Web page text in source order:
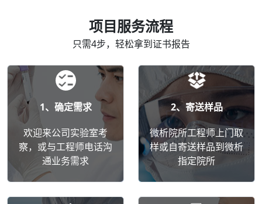
项目服务流程
只需4步，轻松拿到证书报告
1、确定需求
欢迎来公司实验室考
察，或与工程师电话沟
通业务需求
2、寄送样品
微析院所工程师上门取
样或自寄送样品到微析
指定院所